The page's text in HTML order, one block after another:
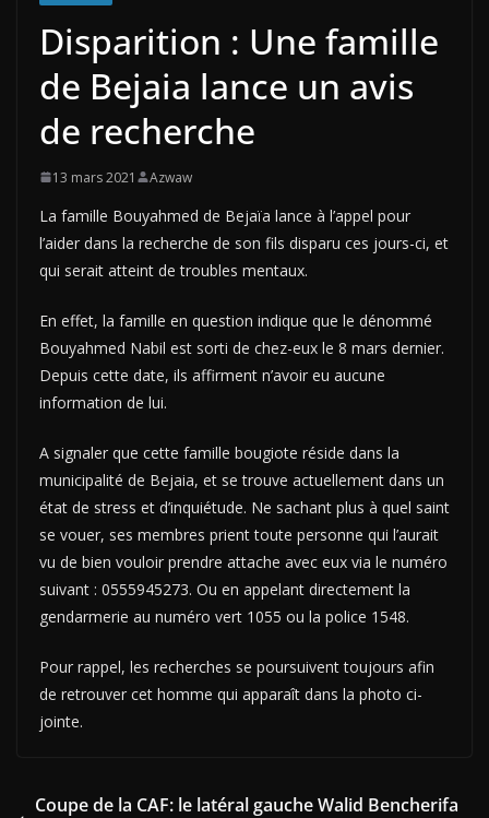
Disparition : Une famille
de Bejaia lance un avis
de recherche
13 mars 2021 Azwaw
La famille Bouyahmed de Bejaïa lance à l’appel pour
l’aider dans la recherche de son fils disparu ces jours-ci, et
qui serait atteint de troubles mentaux.
En effet, la famille en question indique que le dénommé
Bouyahmed Nabil est sorti de chez-eux le 8 mars dernier.
Depuis cette date, ils affirment n’avoir eu aucune
information de lui.
A signaler que cette famille bougiote réside dans la
municipalité de Bejaia, et se trouve actuellement dans un
état de stress et d’inquiétude. Ne sachant plus à quel saint
se vouer, ses membres prient toute personne qui l’aurait
vu de bien vouloir prendre attache avec eux via le numéro
suivant : 0555945273. Ou en appelant directement la
gendarmerie au numéro vert 1055 ou la police 1548.
Pour rappel, les recherches se poursuivent toujours afin
de retrouver cet homme qui apparaît dans la photo ci-
jointe.
Coupe de la CAF: le latéral gauche Walid Bencherifa